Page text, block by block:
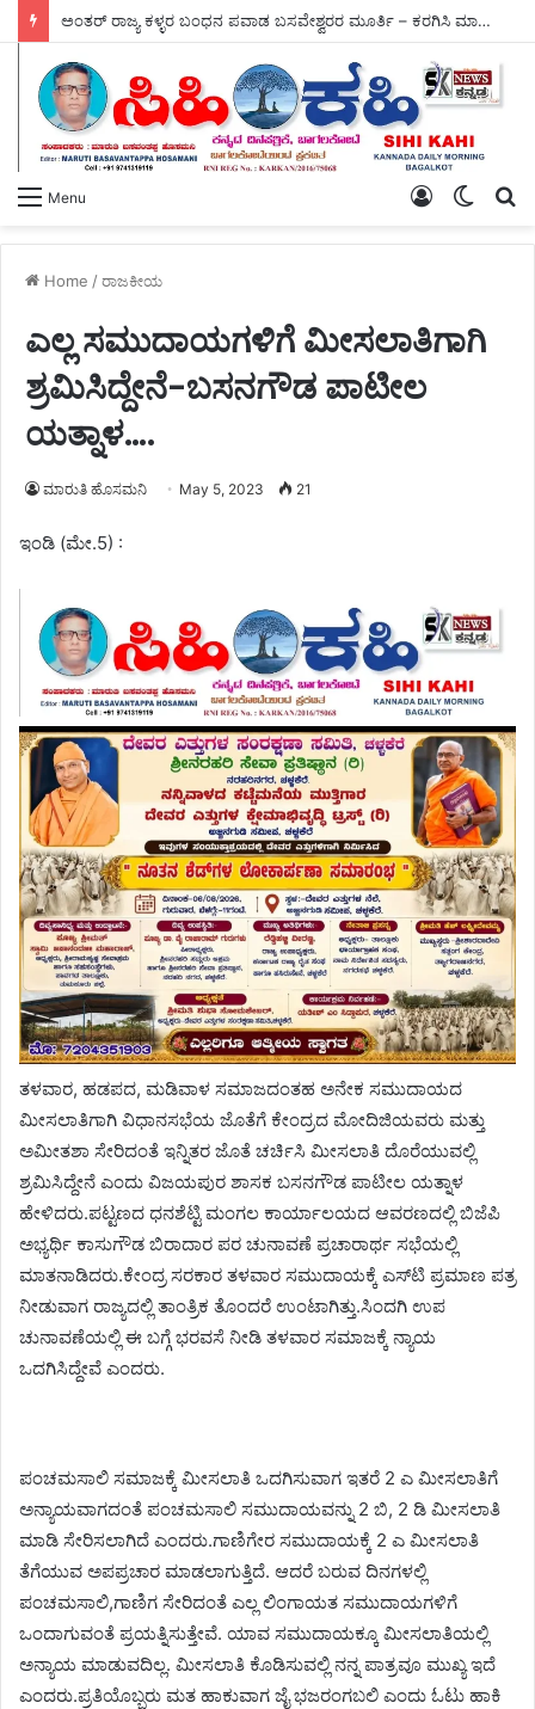
ಅಂತರ್ ರಾಜ್ಯ ಕಳ್ಳರ ಬಂಧನ ಪವಾಡ ಬಸವೇಶ್ವರರ ಮೂರ್ತಿ – ಕರಗಿಸಿ ಮಾರಿದ್ದ ಗಟ್ಟಿ ಬೆಳ್ಳಿ ವಶಕ್ಕೆ.
Menu
Switch
Log
Home /ರಾಜಕೀಯ
ಎಲ್ಲ ಸಮುದಾಯಗಳಿಗೆ ಮೀಸಲಾತಿಗಾಗಿ
ಶ್ರಮಿಸಿದ್ದೇನೆ-ಬಸನಗೌಡ ಪಾಟೀಲ
ಯತ್ನಾಳ….
ಮಾರುತಿ ಹೊಸಮನಿ May 5, 2023 21
ಇಂಡಿ (ಮೇ.5) :
ತಳವಾರ, ಹಡಪದ, ಮಡಿವಾಳ ಸಮಾಜದಂತಹ ಅನೇಕ ಸಮುದಾಯದ
ಮೀಸಲಾತಿಗಾಗಿ ವಿಧಾನಸಭೆಯ ಜೊತೆಗೆ ಕೇಂದ್ರದ ಮೋದಿಜಿಯವರು ಮತ್ತು
ಅಮೀತಶಾ ಸೇರಿದಂತೆ ಇನ್ನಿತರ ಜೊತೆ ಚರ್ಚಿಸಿ ಮೀಸಲಾತಿ ದೊರೆಯುವಲ್ಲಿ
ಶ್ರಮಿಸಿದ್ದೇನೆ ಎಂದು ವಿಜಯಪುರ ಶಾಸಕ ಬಸನಗೌಡ ಪಾಟೀಲ ಯತ್ನಾಳ
ಹೇಳಿದರು.ಪಟ್ಟಣದ ಧನಶೆಟ್ಟಿ ಮಂಗಲ ಕಾರ್ಯಾಲಯದ ಆವರಣದಲ್ಲಿ ಬಿಜೆಪಿ
ಅಭ್ಯರ್ಥಿ ಕಾಸುಗೌಡ ಬಿರಾದಾರ ಪರ ಚುನಾವಣೆ ಪ್ರಚಾರಾರ್ಥ ಸಭೆಯಲ್ಲಿ
ಮಾತನಾಡಿದರು.ಕೇಂದ್ರ ಸರಕಾರ ತಳವಾರ ಸಮುದಾಯಕ್ಕೆ ಎಸ್‌ಟಿ ಪ್ರಮಾಣ ಪತ್ರ
ನೀಡುವಾಗ ರಾಜ್ಯದಲ್ಲಿ ತಾಂತ್ರಿಕ ತೊಂದರೆ ಉಂಟಾಗಿತ್ತು.ಸಿಂದಗಿ ಉಪ
ಚುನಾವಣೆಯಲ್ಲಿ ಈ ಬಗ್ಗೆ ಭರವಸೆ ನೀಡಿ ತಳವಾರ ಸಮಾಜಕ್ಕೆ ನ್ಯಾಯ
ಒದಗಿಸಿದ್ದೇವೆ ಎಂದರು.
ಪಂಚಮಸಾಲಿ ಸಮಾಜಕ್ಕೆ ಮೀಸಲಾತಿ ಒದಗಿಸುವಾಗ ಇತರೆ 2 ಎ ಮೀಸಲಾತಿಗೆ
ಅನ್ಯಾಯವಾಗದಂತೆ ಪಂಚಮಸಾಲಿ ಸಮುದಾಯವನ್ನು 2 ಬಿ, 2 ಡಿ ಮೀಸಲಾತಿ
ಮಾಡಿ ಸೇರಿಸಲಾಗಿದೆ ಎಂದರು.ಗಾಣಿಗೇರ ಸಮುದಾಯಕ್ಕೆ 2 ಎ ಮೀಸಲಾತಿ
ತೆಗೆಯುವ ಅಪಪ್ರಚಾರ ಮಾಡಲಾಗುತ್ತಿದೆ. ಆದರೆ ಬರುವ ದಿನಗಳಲ್ಲಿ
ಪಂಚಮಸಾಲಿ,ಗಾಣಿಗ ಸೇರಿದಂತೆ ಎಲ್ಲ ಲಿಂಗಾಯತ ಸಮುದಾಯಗಳಿಗೆ
ಒಂದಾಗುವಂತೆ ಪ್ರಯತ್ನಿಸುತ್ತೇವೆ. ಯಾವ ಸಮುದಾಯಕ್ಕೂ ಮೀಸಲಾತಿಯಲ್ಲಿ
ಅನ್ಯಾಯ ಮಾಡುವದಿಲ್ಲ. ಮೀಸಲಾತಿ ಕೊಡಿಸುವಲ್ಲಿ ನನ್ನ ಪಾತ್ರವೂ ಮುಖ್ಯ ಇದೆ
ಎಂದರು.ಪ್ರತಿಯೊಬ್ಬರು ಮತ ಹಾಕುವಾಗ ಜೈ ಭಜರಂಗಬಲಿ ಎಂದು ಓಟು ಹಾಕಿ